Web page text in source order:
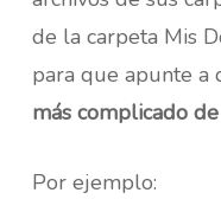
de la carpeta Mis
para que apunte a
más complicado
Por ejemplo: